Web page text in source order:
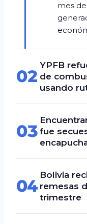
mes
02
YPFB
de
usando
03 fue
04
Bolivia
remesas
trimestre